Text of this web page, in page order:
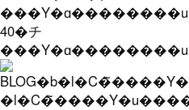
40�チ